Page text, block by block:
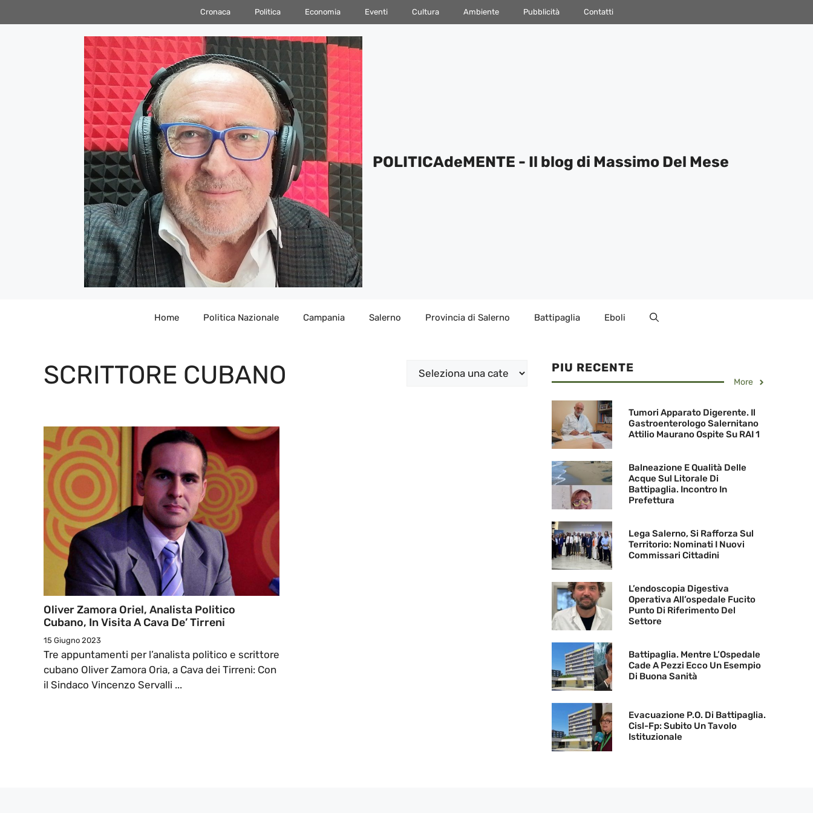
al
Cronaca Politica Economia Eventi Cultura Ambiente Pubblicità Contatti
POLITICAdeMENTE - Il blog di Massimo Del Mese
Home Politica Nazionale Campania Salerno Provincia di Salerno Battipaglia Eboli
SCRITTORE CUBANO Categorie
Oliver Zamora Oriel, Analista Politico
Cubano, In Visita A Cava De’ Tirreni
15 Giugno 2023
Tre appuntamenti per l’analista politico e scrittore
cubano Oliver Zamora Oria, a Cava dei Tirreni: Con
il Sindaco Vincenzo Servalli ...
PIU RECENTE
More
Tumori Apparato Digerente. Il
Gastroenterologo Salernitano
Attilio Maurano Ospite Su RAI 1
Balneazione E Qualità Delle
Acque Sul Litorale Di
Battipaglia. Incontro In
Prefettura
Lega Salerno, Si Rafforza Sul
Territorio: Nominati I Nuovi
Commissari Cittadini
L’endoscopia Digestiva
Operativa All’ospedale Fucito
Punto Di Riferimento Del
Settore
Battipaglia. Mentre L’Ospedale
Cade A Pezzi Ecco Un Esempio
Di Buona Sanità
Evacuazione P.O. Di Battipaglia.
Cisl-Fp: Subito Un Tavolo
Istituzionale